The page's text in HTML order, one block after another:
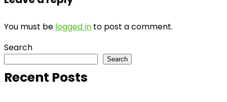
You must be logged in to post a comment.
Search
Search
Recent Posts